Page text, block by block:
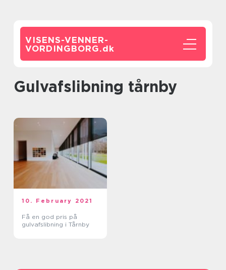
VISENS-VENNER-
VORDINGBORG.dk
Gulvafslibning tårnby
10. February 2021
Få en god pris på
gulvafslibning i Tårnby